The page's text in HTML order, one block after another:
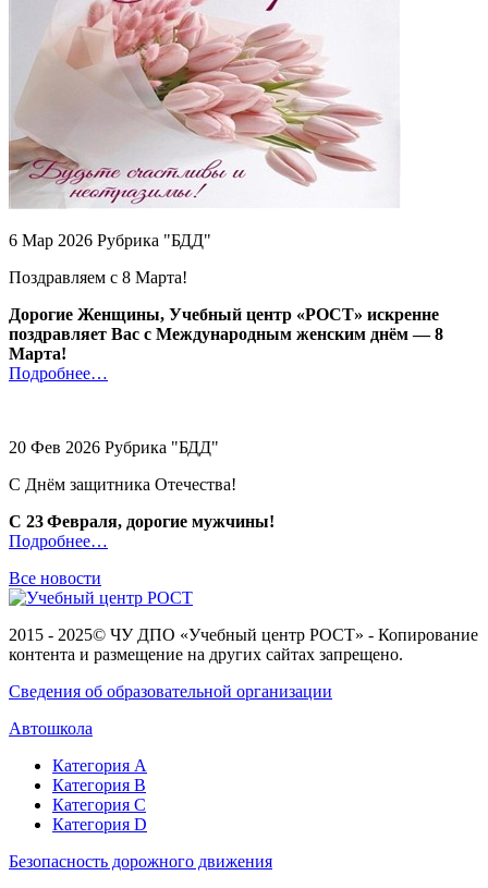
6 Мар 2026 Рубрика "БДД"
Поздравляем с 8 Марта!
Дорогие Женщины, Учебный центр «РОСТ» искренне
поздравляет Вас с Международным женским днём — 8
Марта!
Подробнее…
20 Фев 2026 Рубрика "БДД"
C Днём защитника Отечества!
С 23 Февраля, дорогие мужчины!
Подробнее…
Все новости
2015 - 2025© ЧУ ДПО «Учебный центр РОСТ» - Копирование
контента и размещение на других сайтах запрещено.
Сведения об образовательной организации
Автошкола
Категория А
Категория В
Категория С
Категория D
Безопасность дорожного движения